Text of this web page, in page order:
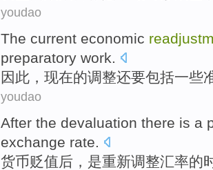
youdao
The current economic
preparatory work.
因此 ， 现在的调整还要包括一些
youdao
After the devaluation there is a
exchange rate.
货币贬值后 ， 是重新调整汇率的